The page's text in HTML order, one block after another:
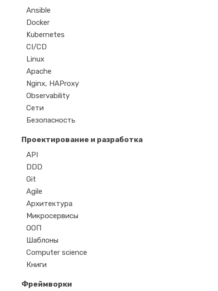
Ansible
Docker
Kubernetes
CI/CD
Linux
Apache
Nginx, HAProxy
Observability
Сети
Безопасность
Проектирование и разработка
API
DDD
Git
Agile
Архитектура
Микросервисы
ООП
Шаблоны
Computer science
Книги
Фреймворки